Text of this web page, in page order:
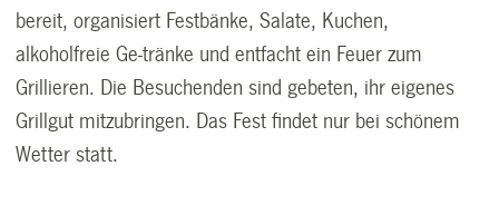
bereit, organisiert Festbänke, Salate, Kuchen,
alkoholfreie Ge-tränke und entfacht ein Feuer zum
Grillieren. Die Besuchenden sind gebeten, ihr eigenes
Grillgut mitzubringen. Das Fest findet nur bei schönem
Wetter statt.